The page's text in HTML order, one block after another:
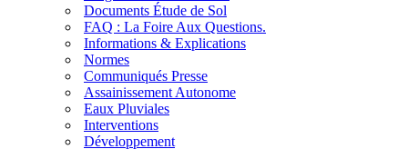
Documents Étude de Sol
FAQ : La Foire Aux Questions.
Informations & Explications
Normes
Communiqués Presse
Assainissement Autonome
Eaux Pluviales
Interventions
Développement